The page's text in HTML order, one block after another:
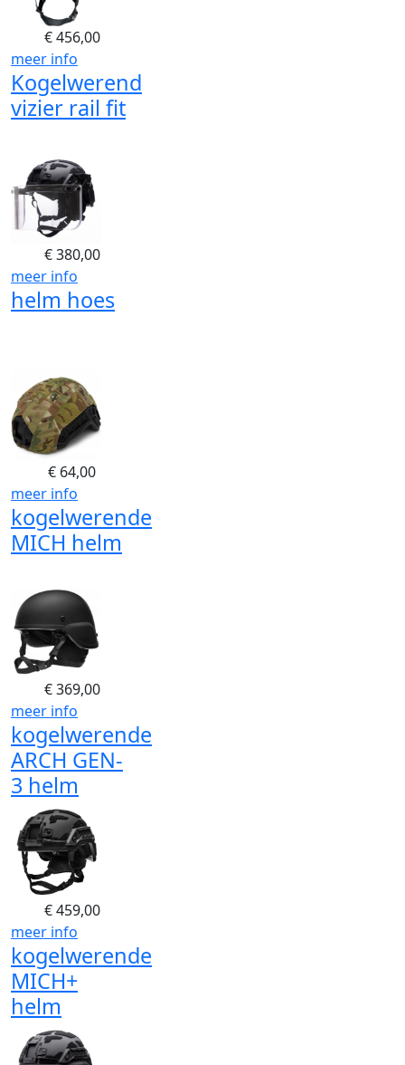
€456,00
meer info
Kogelwerend
vizier rail fit
€380,00
meer info
helm hoes
€ 64,00
meer info
kogelwerende
MICH helm
€369,00
meer info
kogelwerende
ARCH GEN-
3 helm
€459,00
meer info
kogelwerende
MICH+
helm